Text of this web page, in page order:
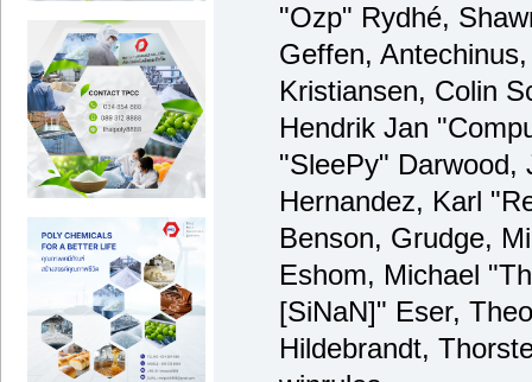
"Ozp" Rydhé,
Geffen,
Kristiansen, Colin
Hendrik Jan
"SleePy" Darwood,
Hernandez, Karl
Benson, Grudge,
Eshom, Michael
[SiNaN]" Eser,
Hildebrandt,